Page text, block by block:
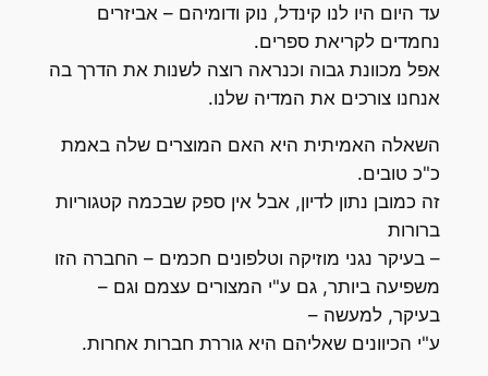
עד היום היו לנו קינדל, נוק ודומיהם – אביזרים
נחמדים לקריאת ספרים.
אפל מכוונת גבוה וכנראה רוצה לשנות את הדרך בה
אנחנו צורכים את המדיה שלנו.
השאלה האמיתית היא האם המוצרים שלה באמת
כ"כ טובים.
זה כמובן נתון לדיון, אבל אין ספק שבכמה קטגוריות
ברורות
– בעיקר נגני מוזיקה וטלפונים חכמים – החברה הזו
משפיעה ביותר, גם ע"י המצורים עצמם וגם –
בעיקר, למעשה –
ע"י הכיוונים שאליהם היא גוררת חברות אחרות.